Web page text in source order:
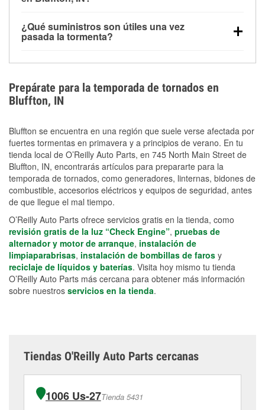
ventanas, para evitar la acumulación de monóxido
trampolines y cualquier objeto suelto del jardín
deben asegurarse o guardarse para reducir la
¿Qué suministros son útiles una vez
pasada la tormenta?
ayudan a reducir el riesgo de lesiones durante las
labores de limpiezas.
Prepárate para la temporada de tornados en
Bluffton, IN
Bluffton se encuentra en una región que suele verse afectada por
fuertes tormentas en primavera y a principios de verano. En tu
tienda local de O’Reilly Auto Parts, en 745 North Main Street de
Bluffton, IN, encontrarás artículos para prepararte para la
temporada de tornados, como generadores, linternas, bidones de
combustible, accesorios eléctricos y equipos de seguridad, antes
de que llegue el mal tiempo.
O’Reilly Auto Parts ofrece servicios gratis en la tienda, como
revisión gratis de la luz “Check Engine”, pruebas de
alternador y motor de arranque, instalación de
limpiaparabrisas, instalación de bombillas de faros y
reciclaje de líquidos y baterías. Visita hoy mismo tu tienda
O’Reilly Auto Parts más cercana para obtener más información
sobre nuestros servicios en la tienda.
Tiendas O'Reilly Auto Parts cercanas
1006 Us-27Tienda 5431